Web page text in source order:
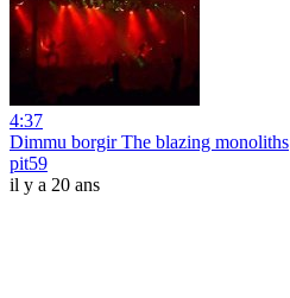
4:37
Dimmu borgir The blazing monoliths
pit59
il y a 20 ans